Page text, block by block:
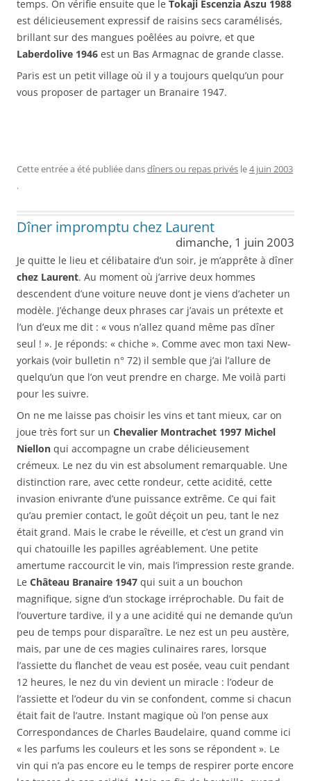
temps. On vérifie ensuite que le Tokaji Escenzia Aszu 1988
est délicieusement expressif de raisins secs caramélisés,
brillant sur des mangues poêlées au poivre, et que
Laberdolive 1946 est un Bas Armagnac de grande classe.
Paris est un petit village où il y a toujours quelqu’un pour
vous proposer de partager un Branaire 1947.
Cette entrée a été publiée dansdîners ou repas privés le4 juin 2003
.
Dîner impromptu chez Laurent
dimanche, 1 juin 2003
Je quitte le lieu et célibataire d’un soir, je m’apprête à dîner
chez Laurent. Au moment où j’arrive deux hommes
descendent d’une voiture neuve dont je viens d’acheter un
modèle. J’échange deux phrases car j’avais un prétexte et
l’un d’eux me dit : « vous n’allez quand même pas dîner
seul ! ». Je réponds: « chiche ». Comme avec mon taxi New-
yorkais (voir bulletin n° 72) il semble que j’ai l’allure de
quelqu’un que l’on veut prendre en charge. Me voilà parti
pour les suivre.
On ne me laisse pas choisir les vins et tant mieux, car on
joue très fort sur un Chevalier Montrachet 1997 Michel
Niellon qui accompagne un crabe délicieusement
crémeux. Le nez du vin est absolument remarquable. Une
distinction rare, avec cette rondeur, cette acidité, cette
invasion enivrante d’une puissance extrême. Ce qui fait
qu’au premier contact, le goût déçoit un peu, tant le nez
était grand. Mais le crabe le réveille, et c’est un grand vin
qui chatouille les papilles agréablement. Une petite
amertume raccourcit le vin, mais l’impression reste grande.
Le Château Branaire 1947 qui suit a un bouchon
magnifique, signe d’un stockage irréprochable. Du fait de
l’ouverture tardive, il y a une acidité qui ne demande qu’un
peu de temps pour disparaître. Le nez est un peu austère,
mais, par une de ces magies culinaires rares, lorsque
l’assiette du flanchet de veau est posée, veau cuit pendant
12 heures, le nez du vin devient un miracle : l’odeur de
l’assiette et l’odeur du vin se confondent, comme si chacun
était fait de l’autre. Instant magique où l’on pense aux
Correspondances de Charles Baudelaire, quand comme ici
« les parfums les couleurs et les sons se répondent ». Le
vin qui n’a pas encore eu le temps de respirer porte encore